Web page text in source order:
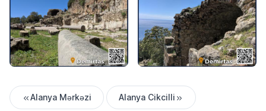
Alanya Mərkəzi Alanya Cikcilli